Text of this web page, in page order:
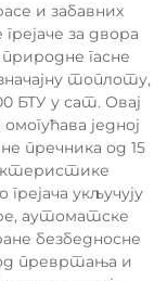
и забавних
за двора
гасне
топлоту,
БТУ у сат. Овај
једној
пречника од 15
укључују
аутоматске
безбедносне
превртања и